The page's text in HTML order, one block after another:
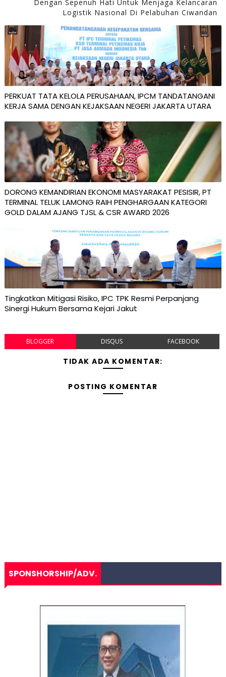
Dengan Sepenuh Hati Untuk Menjaga Kelancaran
Logistik Nasional Di Pelabuhan Ciwandan
PERKUAT TATA KELOLA PERUSAHAAN, IPCM TANDATANGANI
KERJA SAMA DENGAN KEJAKSAAN NEGERI JAKARTA UTARA
DORONG KEMANDIRIAN EKONOMI MASYARAKAT PESISIR, PT
TERMINAL TELUK LAMONG RAIH PENGHARGAAN KATEGORI
GOLD DALAM AJANG TJSL & CSR AWARD 2026
Tingkatkan Mitigasi Risiko, IPC TPK Resmi Perpanjang
Sinergi Hukum Bersama Kejari Jakut
BLOGGER DISQUS FACEBOOK
TIDAK ADA KOMENTAR:
POSTING KOMENTAR
SPONSHORSHIP/ADV.